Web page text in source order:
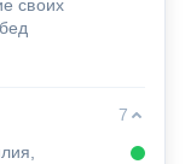
своих
7